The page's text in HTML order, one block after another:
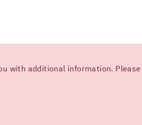
with additional information.